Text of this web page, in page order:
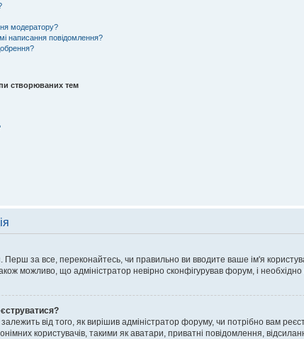
модератору?
написання повідомлення?
створюваних тем
Перш за все, переконайтесь, чи правильно ви вводите ваше ім'я
можливо, що адміністратор невірно сконфігурував форум, і
від того, як вирішив адміністратор форуму, чи потрібно вам
користувачів, такими як аватари, приватні повідомлення,